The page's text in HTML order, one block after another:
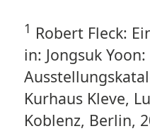
1 Robert Fleck:
in: Jongsuk Yoon:
Kurhaus Kleve,
Koblenz, Berlin,